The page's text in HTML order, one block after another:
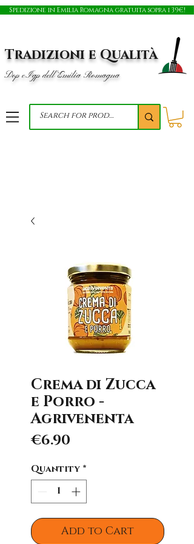
Spedizione in Emilia Romagna gratuita sopra i 39€!
Tradizioni e Qualità
Dop e Igp dell'Emilia Romagna
Crema di Zucca
e Porro -
Agrivenenta
€6.90
Quantity *
Add to Cart